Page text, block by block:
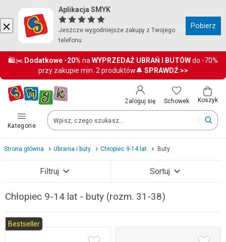
Aplikacja SMYK
Jeszcze wygodniejsze zakupy z Twojego
telefonu
Pobierz
🛍️✂️ Dodatkowe -20% na WYPRZEDAŻ UBRAŃ I BUTÓWdo -70%
przy zakupie min. 2 produktów🔔 SPRAWDŹ >>
Zaloguj się Schowek Koszyk
Kategorie
Kraj i język
Wybierz kraj, aby przejść do zakupów
Polska (Poland)
Twoje zamówienia dostarczymy na teren wybranego kraju.
Język
Polski
Po zmianie kraju część produktów może zostać usunięta z
Strona główna Ubrania i buty Chłopiec 9-14 lat Buty
Filtruj
Zobacz wyniki (317)
Chłopiec 9-14 lat - buty (rozm. 31-38)
Sortuj
Bestseller